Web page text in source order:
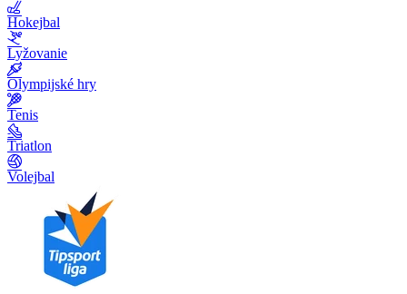
Hokejbal
Lyžovanie
Olympijské hry
Tenis
Triatlon
Volejbal